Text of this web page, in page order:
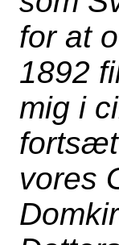
for at
1892
mig i
vores